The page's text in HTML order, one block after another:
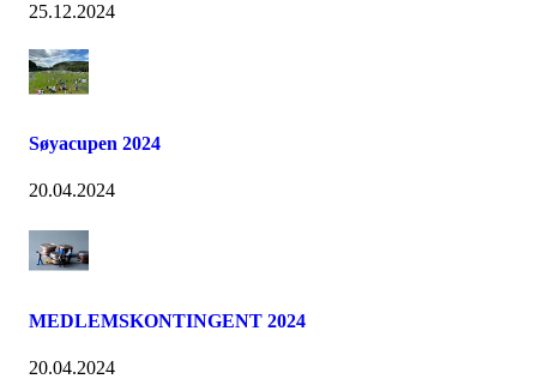
25.12.2024
Søyacupen 2024
20.04.2024
MEDLEMSKONTINGENT 2024
20.04.2024